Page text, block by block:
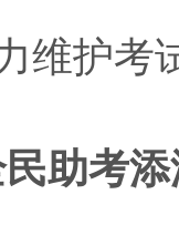
维护考
助考